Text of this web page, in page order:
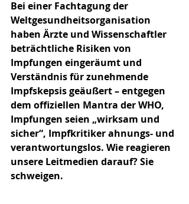
Bei einer Fachtagung der
Weltgesundheits­organisa­tion
haben Ärzte und Wissenschaftler
beträchtliche Risiken von
Impfungen ein­geräumt und
Verständnis für zunehmende
Impfskepsis geäußert – entgegen
dem offiziellen Mantra der WHO,
Impfungen seien „wirksam und
sicher“, Impfkritiker ahnungs- und
verantwortungslos. Wie reagieren
unsere Leitmedien darauf? Sie
schweigen.